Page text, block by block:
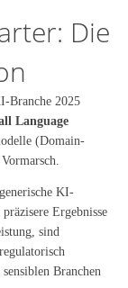
Die
Branche 2025
Language
(Domain-
KI-
Ergebnisse
sind
Branchen